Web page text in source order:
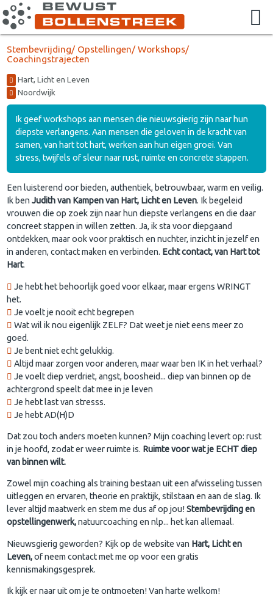
Stembevrijding/ Opstellingen/ Workshops/
Coachingstrajecten
Hart, Licht en Leven
Noordwijk
Ik geef workshops aan mensen die nieuwsgierig zijn naar hun
diepste verlangens. Aan mensen die geloven in de kracht van
samen, van hart tot hart, werken aan hun eigen groei. Van
stress, twijfels of sleur naar rust, ruimte en concrete stappen.
Een luisterend oor bieden, authentiek, betrouwbaar, warm en veilig.
Ik benJudith van Kampen van Hart, Licht en Leven. Ik begeleid
vrouwen die op zoek zijn naar hun diepste verlangens en die daar
concreet stappen in willen zetten. Ja, ik sta voor diepgaand
ontdekken, maar ook voor praktisch en nuchter, inzicht in jezelf en
in anderen, contact maken en verbinden. Echt contact, van Hart tot
Hart.
Je hebt het behoorlijk goed voor elkaar, maar ergens WRINGT
het.
Je voelt je nooit echt begrepen
Wat wil ik nou eigenlijk ZELF? Dat weet je niet eens meer zo
goed.
Je bent niet echt gelukkig.
Altijd maar zorgen voor anderen, maar waar ben IK in het verhaal?
Je voelt diep verdriet, angst, boosheid... diep van binnen op de
achtergrond speelt dat mee in je leven
Je hebt last van stresss.
Je hebt AD(H)D
Dat zou toch anders moeten kunnen? Mijn coaching levert op: rust
in je hoofd, zodat er weer ruimte is. Ruimte voor wat je ECHT diep
van binnen wilt.
Zowel mijn coaching als training bestaan uit een afwisseling tussen
uitleggen en ervaren, theorie en praktijk, stilstaan en aan de slag. Ik
lever altijd maatwerk en stem me dus af op jou!Stembevrijding en
opstellingenwerk,natuurcoaching en nlp... het kan allemaal.
Nieuwsgierig geworden? Kijk op de website van Hart, Licht en
Leven,of neem contact met me op voor een gratis
kennismakingsgesprek.
Ik kijk er naar uit om je te ontmoeten! Van harte welkom!